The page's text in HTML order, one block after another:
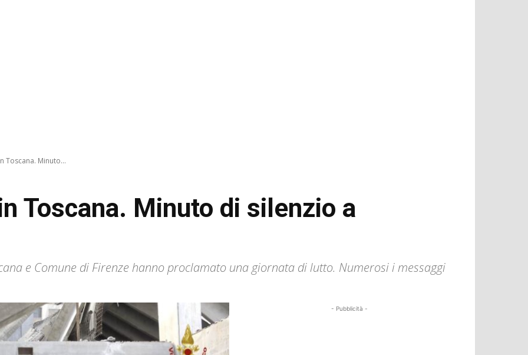
Toscana. Minuto...
Toscana. Minuto di silenzio a
e Comune di Firenze hanno proclamato una giornata di lutto. Numerosi i messaggi
- Pubblicità -